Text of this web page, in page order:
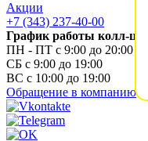
Акции
+7 (343) 237-40-00
График работы колл-
ПН - ПТ с 9:00 до 20:00
СБ с 9:00 до 19:00
ВС с 10:00 до 19:00
Обращение в компанию